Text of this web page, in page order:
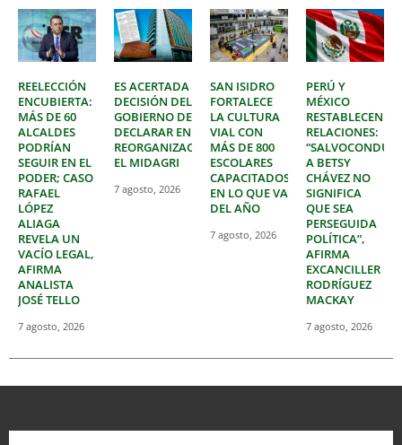
REELECCIÓN
ENCUBIERTA:
MÁS DE 60
ALCALDES
PODRÍAN
SEGUIR EN EL
PODER; CASO
RAFAEL
LÓPEZ
ALIAGA
REVELA UN
VACÍO LEGAL,
AFIRMA
ANALISTA
JOSÉ TELLO
7 agosto, 2026
ES ACERTADA
DECISIÓN DEL
GOBIERNO DE
DECLARAR EN
REORGANIZACIÓN
EL MIDAGRI
7 agosto, 2026
SAN ISIDRO
FORTALECE
LA CULTURA
VIAL CON
MÁS DE 800
ESCOLARES
CAPACITADOS
EN LO QUE VA
DEL AÑO
7 agosto, 2026
PERÚ Y
MÉXICO
RESTABLECEN
RELACIONES:
A BETSY
CHÁVEZ NO
SIGNIFICA
QUE SEA
PERSEGUIDA
POLÍTICA”,
AFIRMA
EXCANCILLER
RODRÍGUEZ
MACKAY
7 agosto, 2026